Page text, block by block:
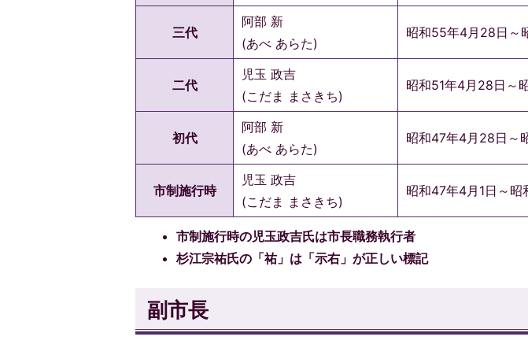
三代
阿部 新
(あべ あらた)
昭和55年4月28日～
二代
児玉 政吉
(こだま まさきち)
昭和51年4月28日～
初代
阿部 新
(あべ あらた)
昭和47年4月28日～
市制施行時
児玉 政吉
(こだま まさきち)
昭和47年4月1日～昭
市制施行時の児玉政吉氏は市長職務執行者
杉江宗祐氏の「祐」は「示右」が正しい標記
副市長